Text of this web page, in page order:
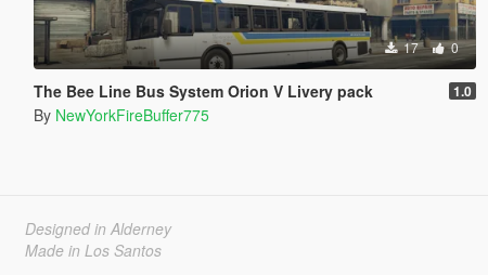
17 0
The Bee Line Bus System Orion V Livery pack 1.0
By NewYorkFireBuffer775
Designed in Alderney
Made in Los Santos